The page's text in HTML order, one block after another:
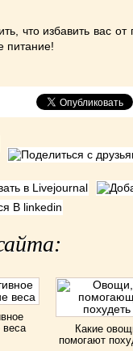
что избавить вас
питание!
веса
Какие
помогают